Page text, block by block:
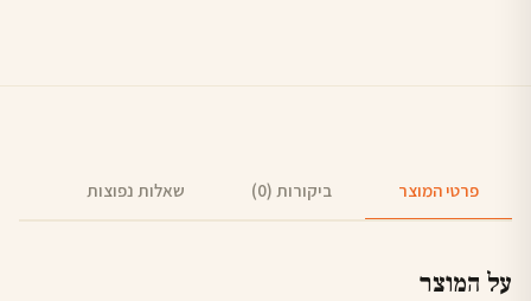
פרטי המוצר ביקורות (0) שאלות נפוצות
על המוצר